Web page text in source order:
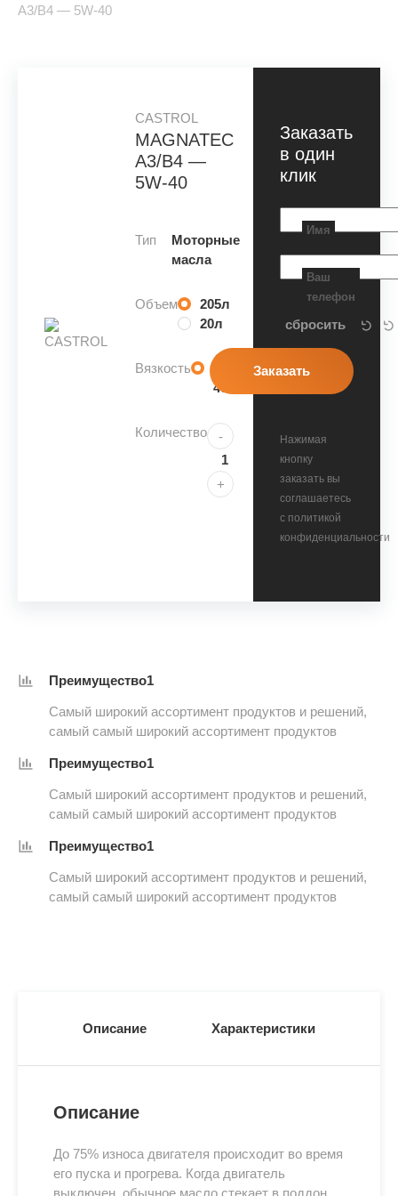
A3/B4 — 5W-40
CASTROL
MAGNATEC
A3/B4 —
5W-40
Тип
Моторные
масла
Объем
205л
20л
Вязкость
40
Количество -
+
Заказать
в один
клик
Имя
Ваш
телефон
Нажимая
кнопку
заказать вы
соглашаетесь
с политикой
конфиденциальности
Преимущество1
Самый широкий ассортимент продуктов и решений,
самый самый широкий ассортимент продуктов
Преимущество1
Самый широкий ассортимент продуктов и решений,
самый самый широкий ассортимент продуктов
Преимущество1
Самый широкий ассортимент продуктов и решений,
самый самый широкий ассортимент продуктов
Описание Характеристики
Описание
До 75% износа двигателя происходит во время
его пуска и прогрева. Когда двигатель
выключен, обычное масло стекает в поддон